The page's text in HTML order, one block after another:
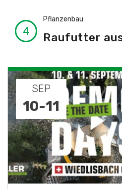
Pflanzenbau
Raufutter
SEP
10-11